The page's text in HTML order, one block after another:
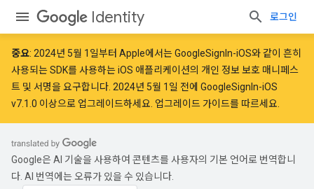
Identity 로그인
중요: 2024년 5월 1일부터 Apple에서는 GoogleSignIn-iOS와 같이 흔히
사용되는 SDK를 사용하는 iOS 애플리케이션의 개인 정보 보호 매니페스
트 및 서명을요구합니다. 2024년 5월 1일 전에 GoogleSignIn-iOS
v7.1.0 이상으로 업그레이드하세요. 업그레이드 가이드를 따르세요.
Google은 AI 기술을 사용하여 콘텐츠를 사용자의 기본 언어로 번역합니
다. AI 번역에는 오류가 있을 수 있습니다.